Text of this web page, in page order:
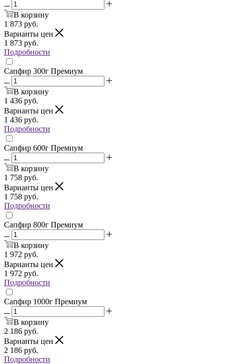
В корзину
1 873 руб.
Варианты цен
1 873 руб.
Подробности
Сапфир 300г Премиум
В корзину
1 436 руб.
Варианты цен
1 436 руб.
Подробности
Сапфир 600г Премиум
В корзину
1 758 руб.
Варианты цен
1 758 руб.
Подробности
Сапфир 800г Премиум
В корзину
1 972 руб.
Варианты цен
1 972 руб.
Подробности
Сапфир 1000г Премиум
В корзину
2 186 руб.
Варианты цен
2 186 руб.
Подробности